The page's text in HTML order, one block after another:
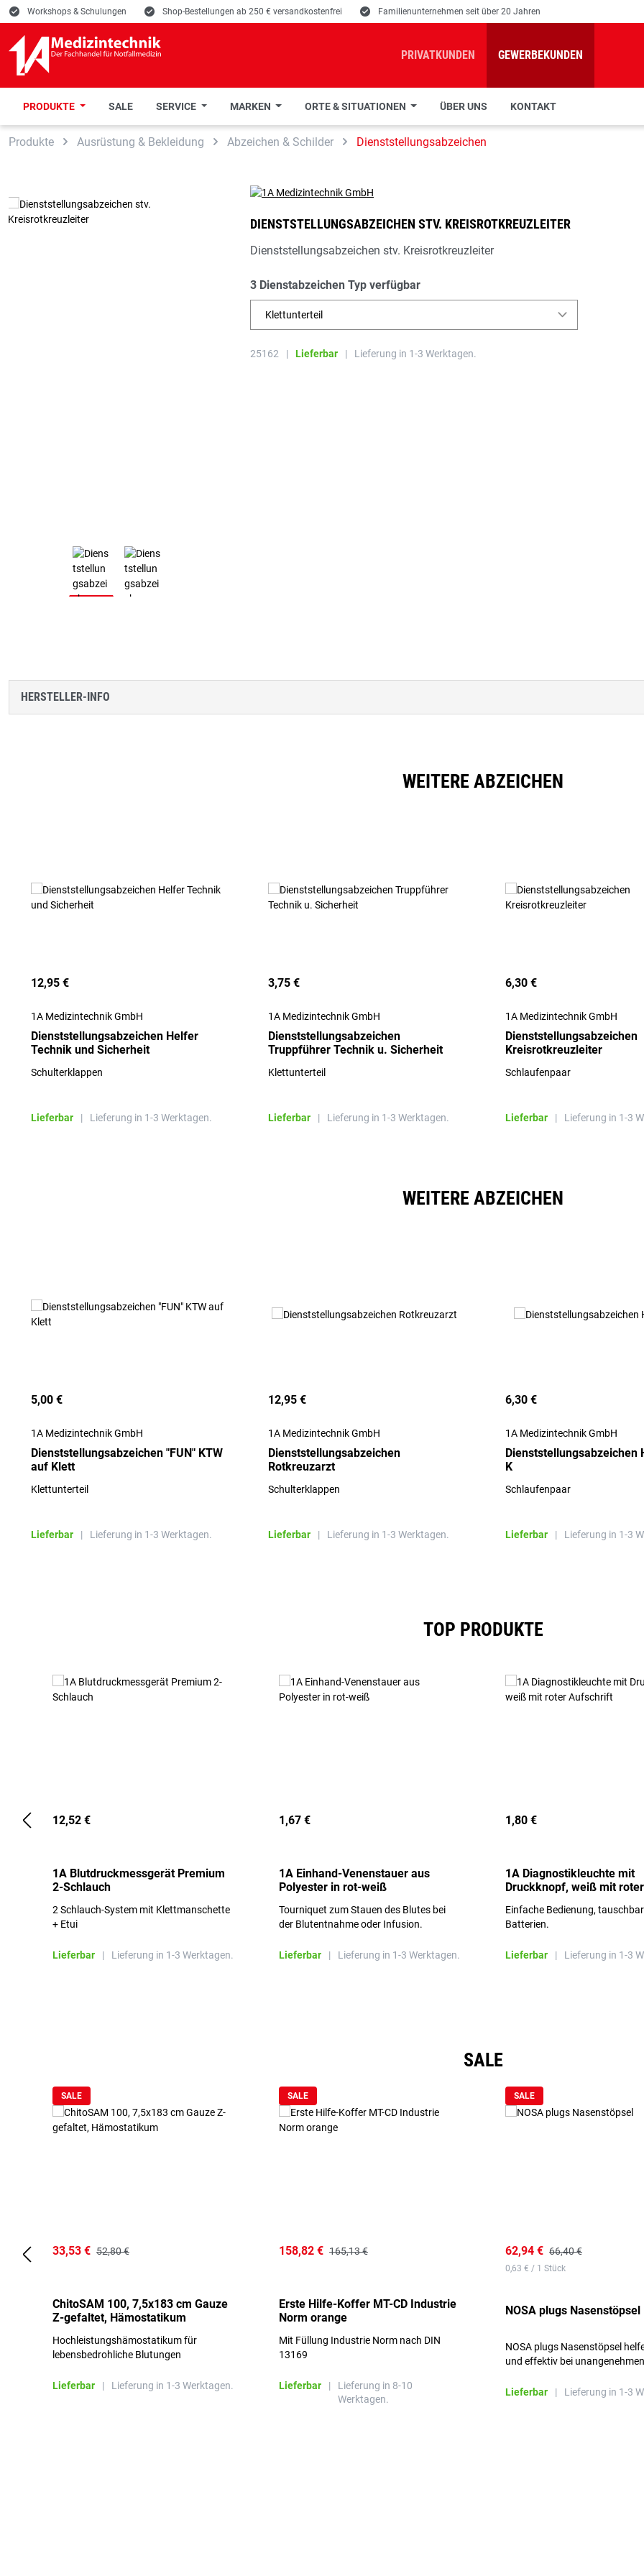
Zur Suche springen
Zur Hauptnavigation springen
E Workshops & Schulungen E Shop-Bestellungen ab 250 € versandkostenfrei E Familienunternehmen seit über 20 Jahren
PRIVATKUNDEN GEWERBEKUNDEN
PRODUKTE SALE SERVICE MARKEN ORTE & SITUATIONEN ÜBER UNS KONTAKT
Produkte Ausrüstung & Bekleidung Abzeichen & Schilder Dienststellungsabzeichen
DIENSTSTELLUNGSABZEICHEN STV. KREISROTKREUZLEITER
Dienststellungsabzeichen stv. Kreisrotkreuzleiter
3 Dienstabzeichen Typ verfügbar
Klettunterteil
25162 | Lieferbar | Lieferung in 1-3 Werktagen.
HERSTELLER-INFO
WEITERE ABZEICHEN
12,95 €
1A Medizintechnik GmbH
Dienststellungsabzeichen Helfer
Technik und Sicherheit
Schulterklappen
Lieferbar | Lieferung in 1-3 Werktagen.
3,75 €
1A Medizintechnik GmbH
Dienststellungsabzeichen
Truppführer Technik u. Sicherheit
Klettunterteil
Lieferbar | Lieferung in 1-3 Werktagen.
6,30 €
1A Medizintechnik GmbH
Dienststellungsabzeichen
Kreisrotkreuzleiter
Schlaufenpaar
Lieferbar | Lieferung in 1-3
WEITERE ABZEICHEN
5,00 €
1A Medizintechnik GmbH
Dienststellungsabzeichen "FUN" KTW
auf Klett
Klettunterteil
Lieferbar | Lieferung in 1-3 Werktagen.
12,95 €
1A Medizintechnik GmbH
Dienststellungsabzeichen
Rotkreuzarzt
Schulterklappen
Lieferbar | Lieferung in 1-3 Werktagen.
6,30 €
1A Medizintechnik GmbH
Dienststellungsabzeichen
K
Schlaufenpaar
Lieferbar | Lieferung in 1-3
TOP PRODUKTE
12,52 €
1A Blutdruckmessgerät Premium
2-Schlauch
2 Schlauch-System mit Klettmanschette
+ Etui
Lieferbar | Lieferung in 1-3 Werktagen.
1,67 €
1A Einhand-Venenstauer aus
Polyester in rot-weiß
Tourniquet zum Stauen des Blutes bei
der Blutentnahme oder Infusion.
Lieferbar | Lieferung in 1-3 Werktagen.
1,80 €
1A Diagnostikleuchte mit
Druckknopf, weiß mit roter
Einfache Bedienung,
Batterien.
Lieferbar | Lieferung in 1-3
SALE
SALE
33,53 € 52,80 €
ChitoSAM 100, 7,5x183 cm Gauze
Z-gefaltet, Hämostatikum
Hochleistungshämostatikum für
lebensbedrohliche Blutungen
Lieferbar | Lieferung in 1-3 Werktagen.
SALE
158,82 € 165,13 €
Erste Hilfe-Koffer MT-CD Industrie
Norm orange
Mit Füllung Industrie Norm nach DIN
13169
Lieferbar |
Lieferung in 8-10
Werktagen.
SALE
62,94 € 66,40 €
0,63 € / 1 Stück
NOSA plugs Nasenstöpsel
NOSA plugs Nasenstöpsel
und effektiv bei unangenehmen
beeinträchtigen.
Lieferbar | Lieferung in 1-3